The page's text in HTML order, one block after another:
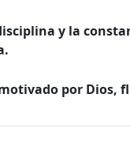
y la
por Dios,